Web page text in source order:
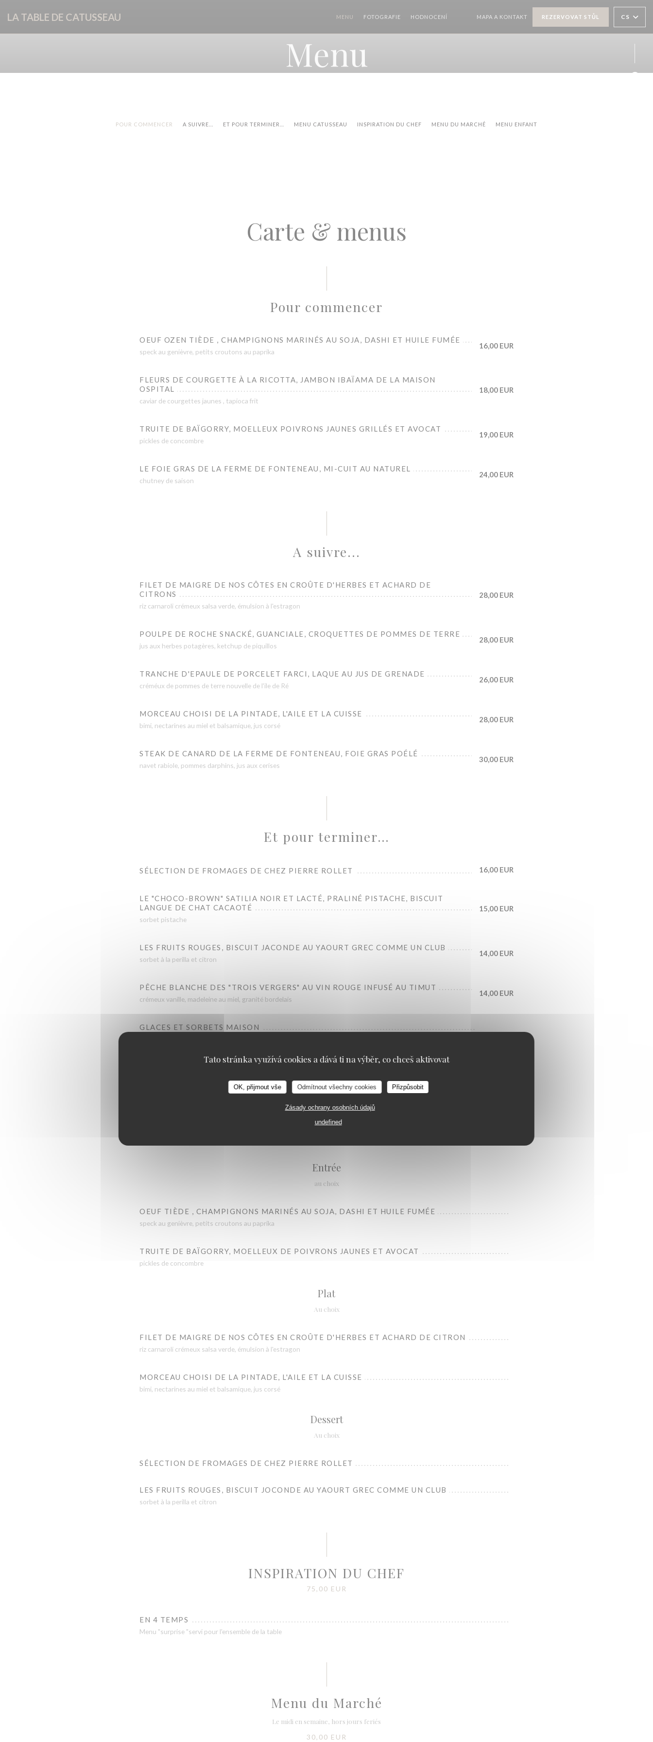
Tato stránka využívá cookies a dává ti na výběr, co chceš aktivovat
OK, přijmout vše Odmítnout všechny cookies Přizpůsobit
Zásady ochrany osobních údajů
undefined
LA TABLE DE CATUSSEAU MENU FOTOGRAFIE HODNOCENÍ MAPA A KONTAKT REZERVOVAT STŮL CS
Menu
POUR COMMENCER A SUIVRE... ET POUR TERMINER… MENU CATUSSEAU INSPIRATION DU CHEF MENU DU MARCHÉ MENU ENFANT
Carte & menus
Pour commencer
OEUF OZEN TIÈDE , CHAMPIGNONS MARINÉS AU SOJA, DASHI ET HUILE FUMÉE
speck au genièvre, petits croutons au paprika
16,00 EUR
FLEURS DE COURGETTE À LA RICOTTA, JAMBON IBAÏAMA DE LA MAISON
OSPITAL
caviar de courgettes jaunes , tapioca frit
18,00 EUR
TRUITE DE BAÏGORRY, MOELLEUX POIVRONS JAUNES GRILLÉS ET AVOCAT
pickles de concombre
19,00 EUR
LE FOIE GRAS DE LA FERME DE FONTENEAU, MI-CUIT AU NATUREL
chutney de saison
24,00 EUR
A suivre...
FILET DE MAIGRE DE NOS CÔTES EN CROÛTE D'HERBES ET ACHARD DE
CITRONS
riz carnaroli crémeux salsa verde, émulsion à l'estragon
28,00 EUR
POULPE DE ROCHE SNACKÉ, GUANCIALE, CROQUETTES DE POMMES DE TERRE
jus aux herbes potagères, ketchup de piquillos
28,00 EUR
TRANCHE D'EPAULE DE PORCELET FARCI, LAQUE AU JUS DE GRENADE
créméux de pommes de terre nouvelle de l'ile de Ré
26,00 EUR
MORCEAU CHOISI DE LA PINTADE, L'AILE ET LA CUISSE
bimi, nectarines au miel et balsamique, jus corsé
28,00 EUR
STEAK DE CANARD DE LA FERME DE FONTENEAU, FOIE GRAS POÉLÉ
navet rabiole, pommes darphins, jus aux cerises
30,00 EUR
Et pour terminer…
SÉLECTION DE FROMAGES DE CHEZ PIERRE ROLLET 16,00 EUR
LE "CHOCO-BROWN" SATILIA NOIR ET LACTÉ, PRALINÉ PISTACHE, BISCUIT
LANGUE DE CHAT CACAOTÉ
sorbet pistache
15,00 EUR
LES FRUITS ROUGES, BISCUIT JACONDE AU YAOURT GREC COMME UN CLUB
sorbet à la perilla et citron
14,00 EUR
PÊCHE BLANCHE DES "TROIS VERGERS" AU VIN ROUGE INFUSÉ AU TIMUT
crémeux vanille, madeleine au miel, granité bordelais
14,00 EUR
GLACES ET SORBETS MAISON
Menu Catusseau
Entrée
au choix
OEUF TIÈDE , CHAMPIGNONS MARINÉS AU SOJA, DASHI ET HUILE FUMÉE
speck au genièvre, petits croutons au paprika
TRUITE DE BAÏGORRY, MOELLEUX DE POIVRONS JAUNES ET AVOCAT
pickles de concombre
Plat
Au choix
FILET DE MAIGRE DE NOS CÔTES EN CROÛTE D'HERBES ET ACHARD DE CITRON
riz carnaroli crémeux salsa verde, émulsion à l'estragon
MORCEAU CHOISI DE LA PINTADE, L'AILE ET LA CUISSE
bimi, nectarines au miel et balsamique, jus corsé
Dessert
Au choix
SÉLECTION DE FROMAGES DE CHEZ PIERRE ROLLET
LES FRUITS ROUGES, BISCUIT JOCONDE AU YAOURT GREC COMME UN CLUB
sorbet à la perilla et citron
INSPIRATION DU CHEF
75,00 EUR
EN 4 TEMPS
Menu "surprise "servi pour l'ensemble de la table
Menu du Marché
Le midi en semaine, hors jours feriés
30,00 EUR
LA TABLE DE CATUSSEAU